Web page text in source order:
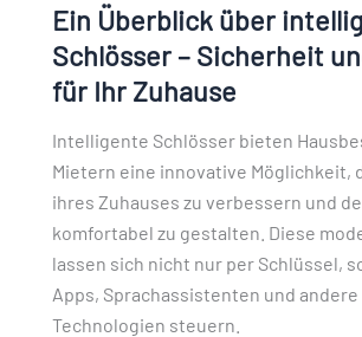
Ein Überblick über
Schlösser – Sicherheit
für Ihr Zuhause
Intelligente Schlösser bieten
Mietern eine innovative Möglichkeit,
ihres Zuhauses zu verbessern und
komfortabel zu gestalten. Diese
lassen sich nicht nur per Schlüssel,
Apps, Sprachassistenten und
Technologien steuern.
über
intelligente
Schlösser
Sicherheit
und
Komfort
für
Ihr
Zuhause